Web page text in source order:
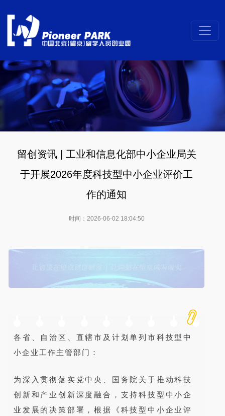
留创资讯 | 工业和信息化部中小企业局关
于开展2026年度科技型中小企业评价工
作的通知
时间：2026-06-02 18:04:50
各省、自治区、直辖市及计划单列市科技型中
小企业工作主管部门：
为深入贯彻落实党中央、国务院关于推动科技
创新和产业创新深度融合，支持科技型中小企
业发展的决策部署，根据《科技型中小企业评